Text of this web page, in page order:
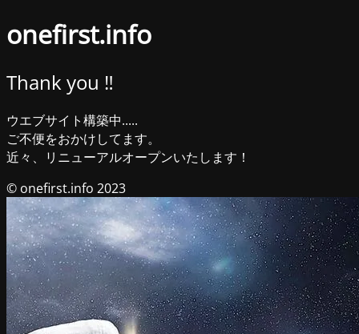
onefirst.info
Thank you ‼︎
ウエブサイト構築中.....
ご不便をおかけしてます。
近々、リニューアルオープンいたします！
© onefirst.info 2023